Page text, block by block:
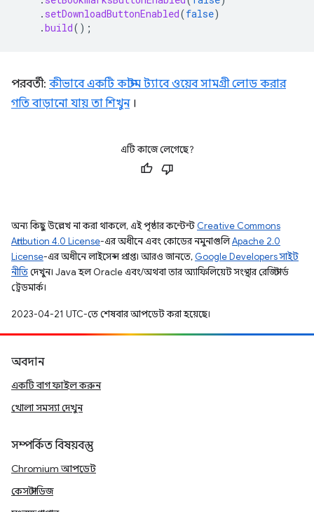
. setDownloadButtonEnabled(false)
.build();
পরবর্তী: কীভাবে একটি কাস্টম ট্যাবে ওয়েব সামগ্রী লোড করার
গতি বাড়ানো যায় তা শিখুন।
এটি কাজে লেগেছে?
অন্য কিছু উল্লেখ না করা থাকলে, এই পৃষ্ঠার কন্টেন্ট Creative Commons
Attribution 4.0 License-এর অধীনে এবং কোডের নমুনাগুলিApache 2.0
License-এর অধীনে লাইসেন্স প্রাপ্ত। আরও জানতে, Google Developers সাইট
নীতিদেখুন। Java হল Oracle এবং/অথবা তার অ্যাফিলিয়েট সংস্থার রেজিস্টার্ড
ট্রেডমার্ক।
2023-04-21 UTC-তে শেষবার আপডেট করা হয়েছে।
অবদান
একটি বাগ ফাইল করুন
খোলা সমস্যা দেখুন
সম্পর্কিত বিষয়বস্তু
Chromium আপডেট
কেস স্টাডিজ